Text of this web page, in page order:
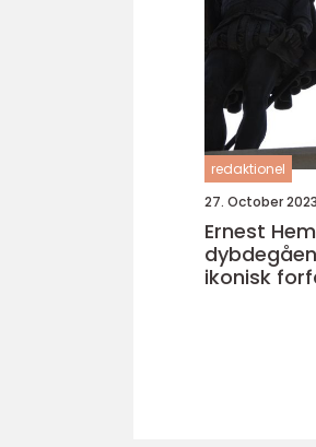
redaktionel
27. October 2023
Ernest
ikonisk